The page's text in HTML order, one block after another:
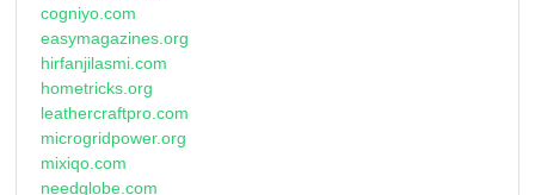
cogniyo.com
easymagazines.org
hirfanjilasmi.com
hometricks.org
leathercraftpro.com
microgridpower.org
mixiqo.com
needglobe.com